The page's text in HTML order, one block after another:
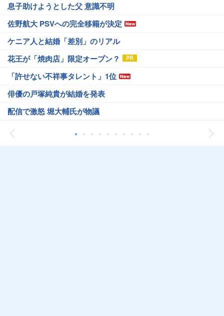
息子助けようとした父 意識不明
佐野航大 PSVへの完全移籍が決定
ケニア人と結婚「差別」のリアル
花王が「焼肉店」限定オープン？
「許せない不祥事タレント」1位
俳優の戸塚純貴が結婚を発表
配信で激怒 堀大輔氏が物議